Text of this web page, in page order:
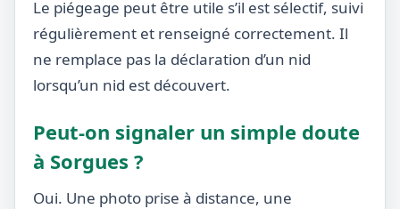
Le piégeage peut être utile s’il est sélectif, suivi
régulièrement et renseigné correctement. Il
ne remplace pas la déclaration d’un nid
lorsqu’un nid est découvert.
Peut-on signaler un simple doute
à Sorgues ?
Oui. Une photo prise à distance, une